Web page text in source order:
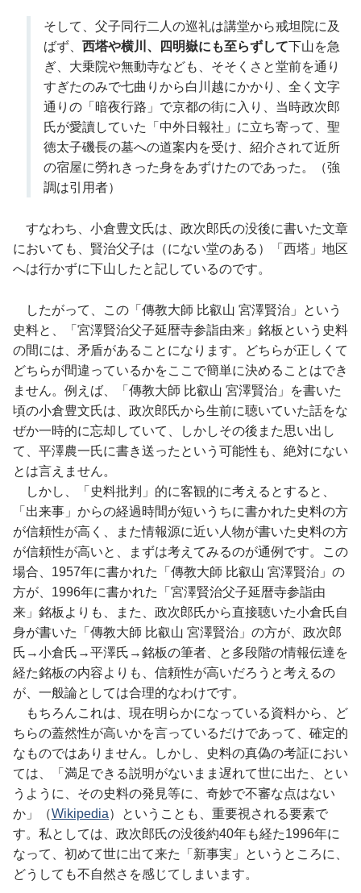
そして、父子同行二人の巡礼は講堂から戒坦院に及
ばず、西塔や横川、四明嶽にも至らずして下山を急
ぎ、大乗院や無動寺なども、そそくさと堂前を通り
すぎたのみで七曲りから白川越にかかり、全く文字
通りの「暗夜行路」で京都の街に入り、当時政次郎
氏が愛讀していた「中外日報社」に立ち寄って、聖
徳太子磯長の墓への道案内を受け、紹介されて近所
の宿屋に勞れきった身をあずけたのであった。（強
調は引用者）
すなわち、小倉豊文氏は、政次郎氏の没後に書いた文章
においても、賢治父子は（にない堂のある）「西塔」地区
へは行かずに下山したと記しているのです。
したがって、この「傳教大師 比叡山 宮澤賢治」という
史料と、「宮澤賢治父子延暦寺参詣由来」銘板という史料
の間には、矛盾があることになります。どちらが正しくて
どちらが間違っているかをここで簡単に決めることはでき
ません。例えば、「傳教大師 比叡山 宮澤賢治」を書いた
頃の小倉豊文氏は、政次郎氏から生前に聴いていた話をな
ぜか一時的に忘却していて、しかしその後また思い出し
て、平澤農一氏に書き送ったという可能性も、絶対にない
とは言えません。
しかし、「史料批判」的に客観的に考えるとすると、
「出来事」からの経過時間が短いうちに書かれた史料の方
が信頼性が高く、また情報源に近い人物が書いた史料の方
が信頼性が高いと、まずは考えてみるのが通例です。この
場合、1957年に書かれた「傳教大師 比叡山 宮澤賢治」の
方が、1996年に書かれた「宮澤賢治父子延暦寺参詣由
来」銘板よりも、また、政次郎氏から直接聴いた小倉氏自
身が書いた「傳教大師 比叡山 宮澤賢治」の方が、政次郎
氏→小倉氏→平澤氏→銘板の筆者、と多段階の情報伝達を
経た銘板の内容よりも、信頼性が高いだろうと考えるの
が、一般論としては合理的なわけです。
もちろんこれは、現在明らかになっている資料から、ど
ちらの蓋然性が高いかを言っているだけであって、確定的
なものではありません。しかし、史料の真偽の考証におい
ては、「満足できる説明がないまま遅れて世に出た、とい
うように、その史料の発見等に、奇妙で不審な点はない
か」（Wikipedia）ということも、重要視される要素で
す。私としては、政次郎氏の没後約40年も経た1996年に
なって、初めて世に出て来た「新事実」というところに、
どうしても不自然さを感じてしまいます。